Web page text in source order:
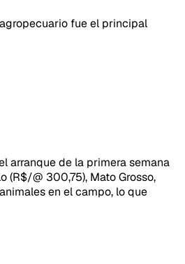
fue el principal
arranque de la primera semana
(R$/@ 300,75), Mato Grosso,
en el campo, lo que